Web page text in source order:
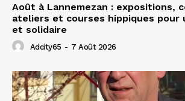
Août à Lannemezan : expositions,
ateliers et courses hippiques
et solidaire
Adcity65 - 7 Août 2026